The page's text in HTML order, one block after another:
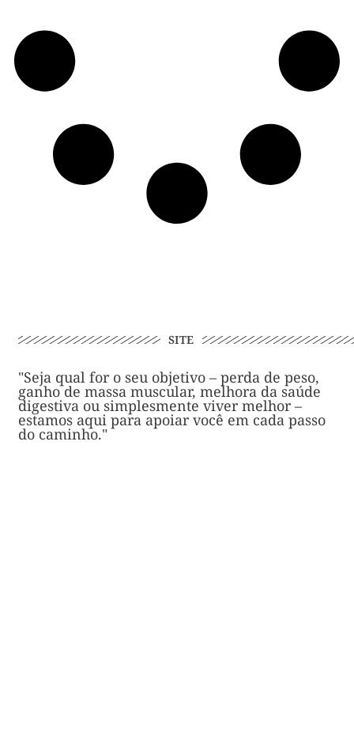
SITE
"Seja qual for o seu objetivo – perda de peso,
ganho de massa muscular, melhora da saúde
digestiva ou simplesmente viver melhor –
estamos aqui para apoiar você em cada passo
do caminho."